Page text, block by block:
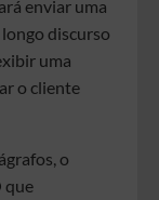
enviar uma
discurso
uma
o cliente
o
que